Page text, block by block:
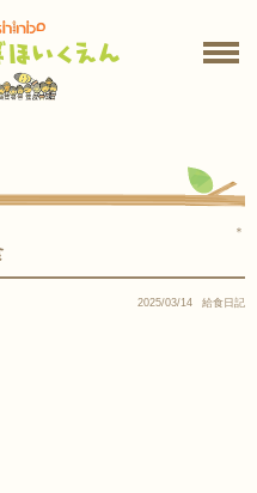
＊
2025/03/14 給食日記